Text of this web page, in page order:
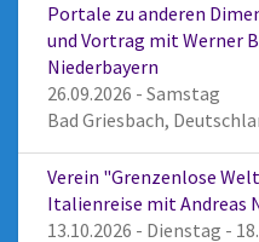
Portale zu anderen
und Vortrag mit Werner
Niederbayern
26.09.2026 - Samstag
Bad Griesbach,
Verein "Grenzenlose
Italienreise mit Andreas
13.10.2026 - Dienstag -